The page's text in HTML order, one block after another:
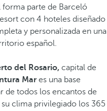
forma parte de Barceló
con 4 hoteles diseñado
y personalizada en una
español.
del Rosario, capital de
Mar es una base
de todos los encantos de
clima privilegiado los 365